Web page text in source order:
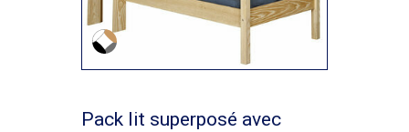
Pack lit superposé avec